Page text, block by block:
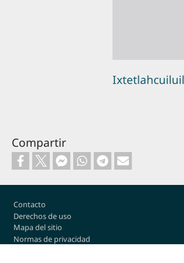
Compartir
Footer
Contacto
Derechos de uso
Mapa del sitio
Normas de privacidad